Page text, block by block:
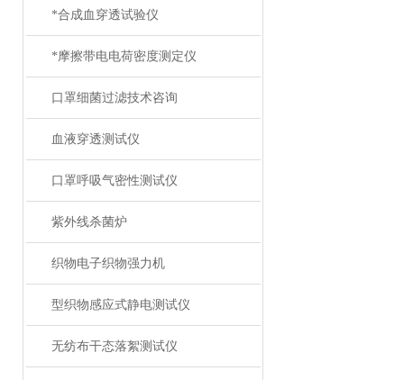
*合成血穿透试验仪
*摩擦带电电荷密度测定仪
口罩细菌过滤技术咨询
血液穿透测试仪
口罩呼吸气密性测试仪
紫外线杀菌炉
织物电子织物强力机
型织物感应式静电测试仪
无纺布干态落絮测试仪